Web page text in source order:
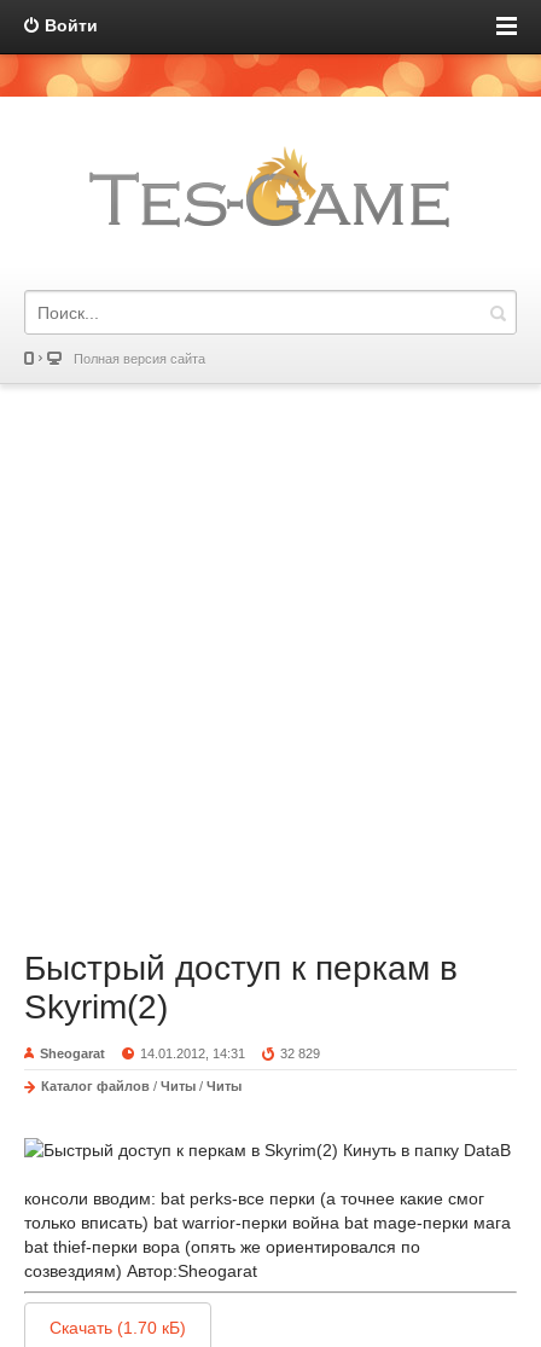
Войти
Полная версия сайта
Быстрый доступ к перкам в
Skyrim(2)
Sheogarat 14.01.2012, 14:31 32 829
Каталог файлов / Читы / Читы
Кинуть в папку DataВ
консоли вводим: bat perks-все перки (а точнее какие смог
только вписать) bat warrior-перки война bat mage-перки мага
bat thief-перки вора (опять же ориентировался по
созвездиям) Автор:Sheogarat
Скачать (1.70 кБ)